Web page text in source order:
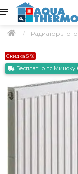
Радиаторы
Скидка 5 %
Бесплатно по Минску